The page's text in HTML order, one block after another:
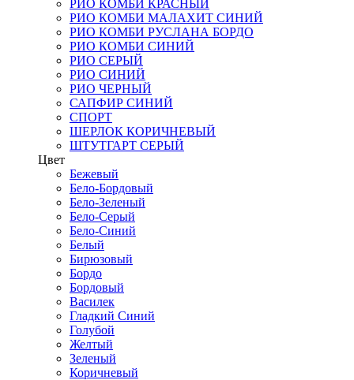
РИО КОМБИ КРАСНЫЙ
РИО КОМБИ МАЛАХИТ СИНИЙ
РИО КОМБИ РУСЛАНА БОРДО
РИО КОМБИ СИНИЙ
РИО СЕРЫЙ
РИО СИНИЙ
РИО ЧЕРНЫЙ
САПФИР СИНИЙ
СПОРТ
ШЕРЛОК КОРИЧНЕВЫЙ
ШТУТГАРТ СЕРЫЙ
Цвет
Бежевый
Бело-Бордовый
Бело-Зеленый
Бело-Серый
Бело-Синий
Белый
Бирюзовый
Бордо
Бордовый
Василек
Гладкий Синий
Голубой
Желтый
Зеленый
Коричневый